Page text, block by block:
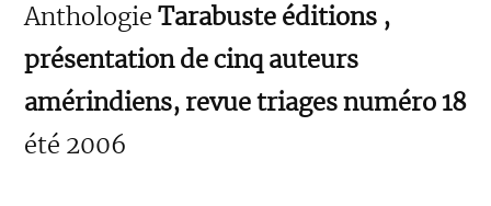
Anthologie Tarabuste éditions ,
présentation de cinq auteurs
amérindiens, revue triages numéro 18
été 2006